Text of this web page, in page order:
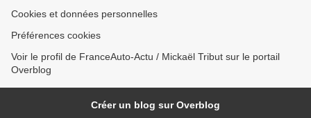
Cookies et données personnelles
Préférences cookies
Voir le profil de FranceAuto-Actu / Mickaël Tribut sur le portail
Overblog
Créer un blog sur Overblog